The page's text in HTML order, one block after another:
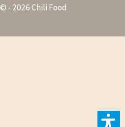
- 2026 Chili Food